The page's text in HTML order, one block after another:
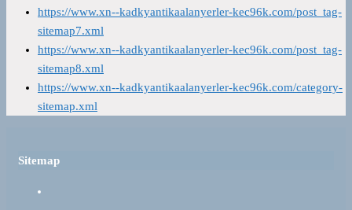
https://www.xn--kadkyantikaalanyerler-kec96k.com/post_tag-
sitemap7.xml
https://www.xn--kadkyantikaalanyerler-kec96k.com/post_tag-
sitemap8.xml
https://www.xn--kadkyantikaalanyerler-kec96k.com/category-
sitemap.xml
Sitemap